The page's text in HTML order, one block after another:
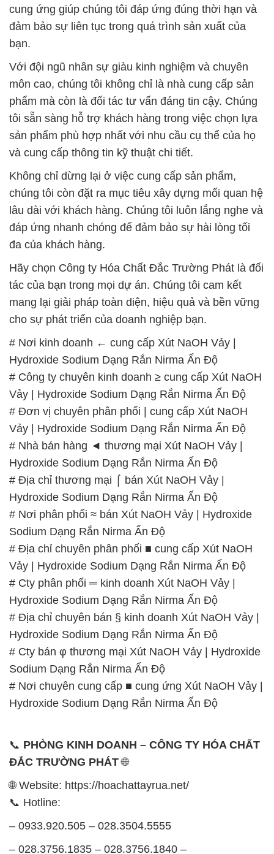
cung ứng giúp chúng tôi đáp ứng đúng thời hạn và
đảm bảo sự liên tục trong quá trình sản xuất của
bạn.
Với đội ngũ nhân sự giàu kinh nghiệm và chuyên
môn cao, chúng tôi không chỉ là nhà cung cấp sản
phẩm mà còn là đối tác tư vấn đáng tin cậy. Chúng
tôi sẵn sàng hỗ trợ khách hàng trong việc chọn lựa
sản phẩm phù hợp nhất với nhu cầu cụ thể của họ
và cung cấp thông tin kỹ thuật chi tiết.
Không chỉ dừng lại ở việc cung cấp sản phẩm,
chúng tôi còn đặt ra mục tiêu xây dựng mối quan hệ
lâu dài với khách hàng. Chúng tôi luôn lắng nghe và
đáp ứng nhanh chóng để đảm bảo sự hài lòng tối
đa của khách hàng.
Hãy chọn Công ty Hóa Chất Đắc Trường Phát là đối
tác của bạn trong mọi dự án. Chúng tôi cam kết
mang lại giải pháp toàn diện, hiệu quả và bền vững
cho sự phát triển của doanh nghiệp bạn.
# Nơi kinh doanh ← cung cấp Xút NaOH Vảy |
Hydroxide Sodium Dạng Rắn Nirma Ấn Độ
# Công ty chuyên kinh doanh ≥ cung cấp Xút NaOH
Vảy | Hydroxide Sodium Dạng Rắn Nirma Ấn Độ
# Đơn vị chuyên phân phối | cung cấp Xút NaOH
Vảy | Hydroxide Sodium Dạng Rắn Nirma Ấn Độ
# Nhà bán hàng ◄ thương mại Xút NaOH Vảy |
Hydroxide Sodium Dạng Rắn Nirma Ấn Độ
# Địa chỉ thương mại ⌠ bán Xút NaOH Vảy |
Hydroxide Sodium Dạng Rắn Nirma Ấn Độ
# Nơi phân phối ≈ bán Xút NaOH Vảy | Hydroxide
Sodium Dạng Rắn Nirma Ấn Độ
# Địa chỉ chuyên phân phối ■ cung cấp Xút NaOH
Vảy | Hydroxide Sodium Dạng Rắn Nirma Ấn Độ
# Cty phân phối ═ kinh doanh Xút NaOH Vảy |
Hydroxide Sodium Dạng Rắn Nirma Ấn Độ
# Địa chỉ chuyên bán § kinh doanh Xút NaOH Vảy |
Hydroxide Sodium Dạng Rắn Nirma Ấn Độ
# Cty bán φ thương mại Xút NaOH Vảy | Hydroxide
Sodium Dạng Rắn Nirma Ấn Độ
# Nơi chuyên cung cấp ■ cung ứng Xút NaOH Vảy |
Hydroxide Sodium Dạng Rắn Nirma Ấn Độ
📞 PHÒNG KINH DOANH – CÔNG TY HÓA CHẤT
ĐẮC TRƯỜNG PHÁT🌐
🌐 Website: https://hoachattayrua.net/
📞 Hotline:
– 0933.920.505 – 028.3504.5555
– 028.3756.1835 – 028.3756.1840 –